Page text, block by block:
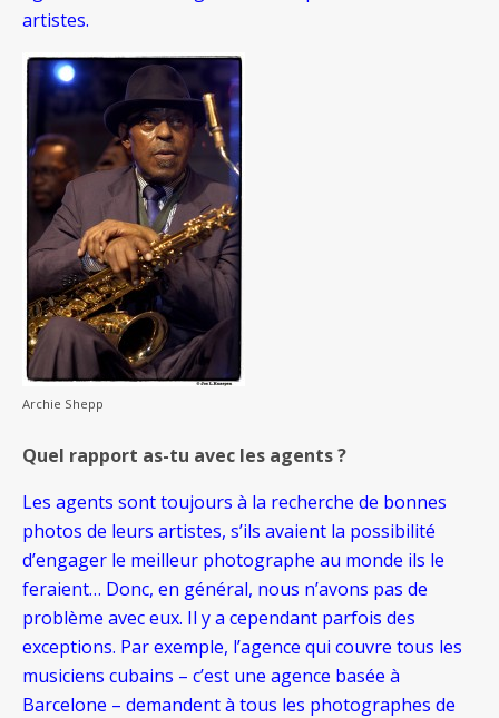
artistes.
Archie Shepp
Quel rapport as-tu avec les agents ?
Les agents sont toujours à la recherche de bonnes
photos de leurs artistes, s’ils avaient la possibilité
d’engager le meilleur photographe au monde ils le
feraient… Donc, en général, nous n’avons pas de
problème avec eux. Il y a cependant parfois des
exceptions. Par exemple, l’agence qui couvre tous les
musiciens cubains – c’est une agence basée à
Barcelone – demandent à tous les photographes de